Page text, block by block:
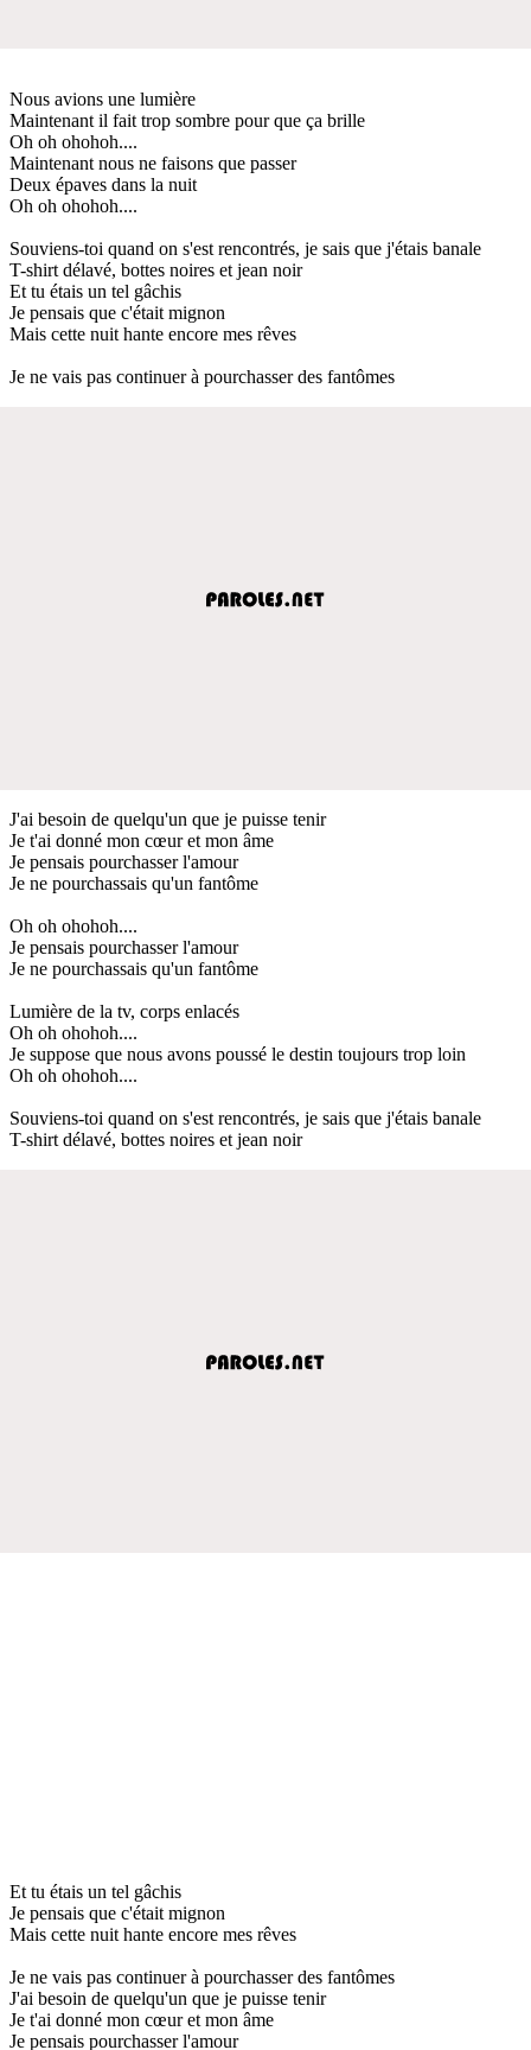
Nous avions une lumière
Maintenant il fait trop sombre pour que ça brille
Oh oh ohohoh....
Maintenant nous ne faisons que passer
Deux épaves dans la nuit
Oh oh ohohoh....
Souviens-toi quand on s'est rencontrés, je sais que j'étais banale
T-shirt délavé, bottes noires et jean noir
Et tu étais un tel gâchis
Je pensais que c'était mignon
Mais cette nuit hante encore mes rêves
Je ne vais pas continuer à pourchasser des fantômes
J'ai besoin de quelqu'un que je puisse tenir
Je t'ai donné mon cœur et mon âme
Je pensais pourchasser l'amour
Je ne pourchassais qu'un fantôme
Oh oh ohohoh....
Je pensais pourchasser l'amour
Je ne pourchassais qu'un fantôme
Lumière de la tv, corps enlacés
Oh oh ohohoh....
Je suppose que nous avons poussé le destin toujours trop loin
Oh oh ohohoh....
Souviens-toi quand on s'est rencontrés, je sais que j'étais banale
T-shirt délavé, bottes noires et jean noir
Et tu étais un tel gâchis
Je pensais que c'était mignon
Mais cette nuit hante encore mes rêves
Je ne vais pas continuer à pourchasser des fantômes
J'ai besoin de quelqu'un que je puisse tenir
Je t'ai donné mon cœur et mon âme
Je pensais pourchasser l'amour